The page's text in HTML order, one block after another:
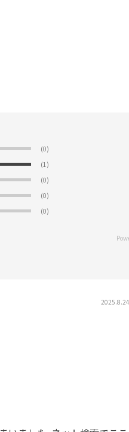
(0)
(1)
(0)
(0)
(0)
2025.8.24